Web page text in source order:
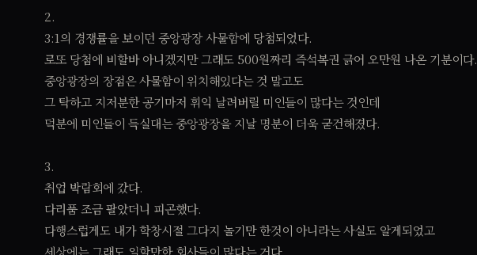
2.
3:1의 경쟁률을 보이던 중앙광장 사물함에 당첨되었다.
로또 당첨에 비할바 아니겠지만 그래도 500원짜리 즉석복권 긁어 오만원 나온 기분이다.
중앙광장의 장점은 사물함이 위치해있다는 것 말고도
그 탁하고 지저분한 공기마저 휘익 날려버릴 미인들이 많다는 것인데
덕분에 미인들이 득실대는 중앙광장을 지날 명분이 더욱 굳건해졌다.
3.
취업 박람회에 갔다.
다리품 조금 팔았더니 피곤했다.
다행스럽게도 내가 학창시절 그다지 놀기만 한것이 아니라는 사실도 알게되었고
세상에는 그래도 일할만한 회사들이 많다는 거다.